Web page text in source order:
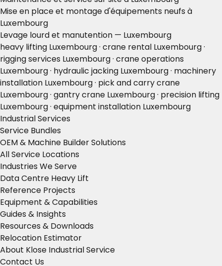
Mise en place et montage d'équipements neufs à
Luxembourg
Levage lourd et manutention — Luxembourg
heavy lifting Luxembourg · crane rental Luxembourg ·
rigging services Luxembourg · crane operations
Luxembourg · hydraulic jacking Luxembourg · machinery
installation Luxembourg · pick and carry crane
Luxembourg · gantry crane Luxembourg · precision lifting
Luxembourg · equipment installation Luxembourg
Industrial Services
Service Bundles
OEM & Machine Builder Solutions
All Service Locations
Industries We Serve
Data Centre Heavy Lift
Reference Projects
Equipment & Capabilities
Guides & Insights
Resources & Downloads
Relocation Estimator
About Klose Industrial Service
Contact Us